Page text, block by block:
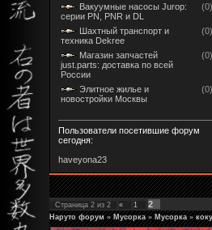
Вакуумные насосы Jurop:
серии PN, PNR и DL
(0)
Шахтный транспорт и
техника Dekree
(0)
Магазин запчастей
just.parts: доставка по всей
России
(0)
Элитное жилье и
новостройки Москвы
(0)
Пользователи посетившие форум
сегодня:
haveyona23
Страница 2 из 2 « 1 2
Наруто форум » Мусорка » Мусорка »